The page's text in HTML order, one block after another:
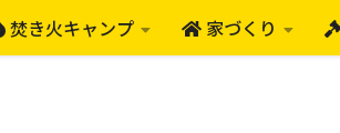
焚き火キャンプ 家づくり